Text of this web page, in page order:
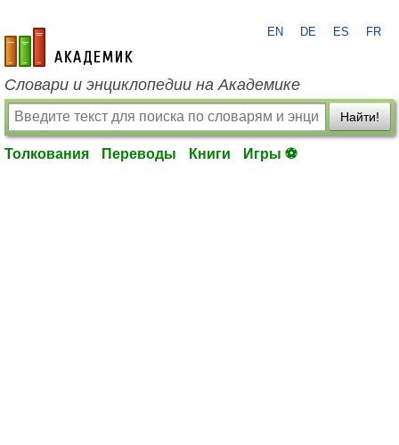
academic.ru
EN DE ES FR
Словари и энциклопедии на Академике
Найти!
Толкования Переводы Книги Игры ⚽